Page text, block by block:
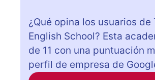
¿Qué opina los usuarios de
English School? Esta
de 11 con una puntuación
perfil de empresa de